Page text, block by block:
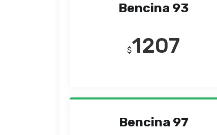
Bencina 93
$1207
Bencina 97